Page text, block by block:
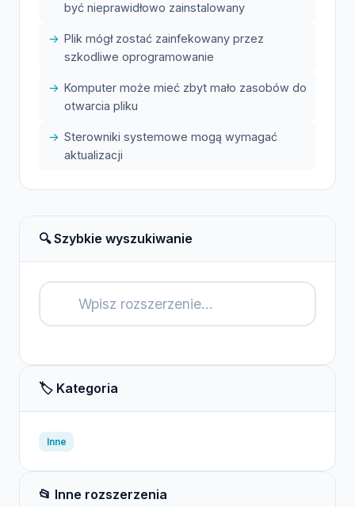
być nieprawidłowo zainstalowany
Plik mógł zostać zainfekowany przez
szkodliwe oprogramowanie
Komputer może mieć zbyt mało zasobów do
otwarcia pliku
Sterowniki systemowe mogą wymagać
aktualizacji
🔍 Szybkie wyszukiwanie
🏷️ Kategoria
Inne
📂 Inne rozszerzenia